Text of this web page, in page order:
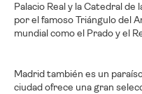
Palacio Real y la Catedral
por el famoso Triángulo del
mundial como el Prado y el
Madrid también es un
ciudad ofrece una gran